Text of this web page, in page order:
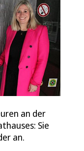
an der
Sie
an.